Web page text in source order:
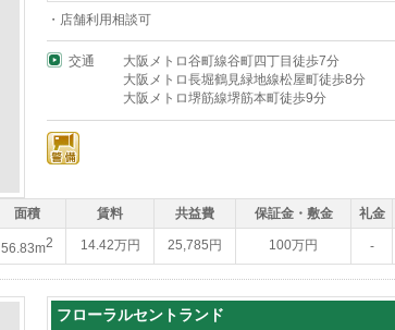
・店舗利用相談可
交通
大阪メトロ谷町線谷町四丁目徒歩7分
大阪メトロ長堀鶴見緑地線松屋町徒歩8分
大阪メトロ堺筋線堺筋本町徒歩9分
面積 賃料 共益費 保証金・敷金 礼金
56.83m2 14.42万円 25,785円 100万円 -
フローラルセントランド